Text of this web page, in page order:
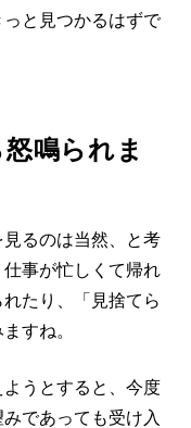
と見つかるはずで
鳴られま
るのは当然、と考
事が忙しくて帰れ
たり、「見捨てら
すね。
うとすると、今度
であっても受け入